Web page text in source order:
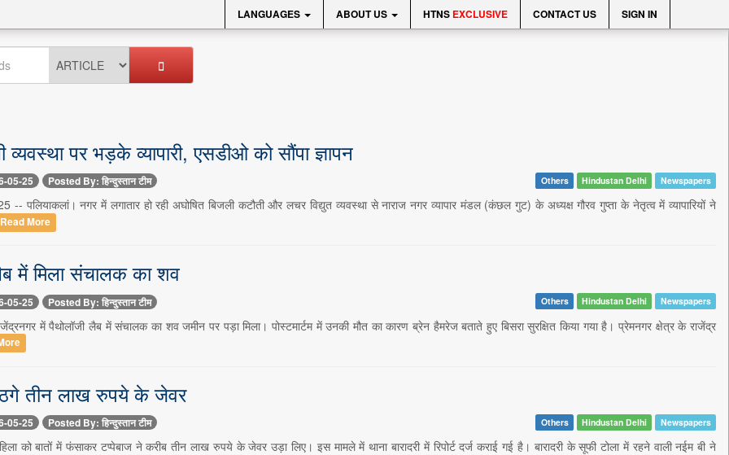
LANGUAGES ABOUT US HTNS EXCLUSIVE CONTACT US SIGN IN
पर भड़के व्यापारी, एसडीओ को सौंपा ज्ञापन
05-25 Posted By: हिन्दुस्तान टीम Others Hindustan Delhi Newspapers
-- पलियाकलां। नगर में लगातार हो रही अघोषित बिजली कटौती और लचर विद्युत व्यवस्था से नाराज नगर व्यापार मंडल (कंछल गुट) के अध्यक्ष गौरव गुप्ता के नेतृत्व में व्यापारियों ने
Read More
में मिला संचालक का शव
05-25 Posted By: हिन्दुस्तान टीम Others Hindustan Delhi Newspapers
में पैथोलॉजी लैब में संचालक का शव जमीन पर पड़ा मिला। पोस्टमार्टम में उनकी मौत का कारण ब्रेन हैमरेज बताते हुए बिसरा सुरक्षित किया गया है। प्रेमनगर क्षेत्र के राजेंद्र
तीन लाख रुपये के जेवर
05-25 Posted By: हिन्दुस्तान टीम Others Hindustan Delhi Newspapers
को बातों में फंसाकर टप्पेबाज ने करीब तीन लाख रुपये के जेवर उड़ा लिए। इस मामले में थाना बारादरी में रिपोर्ट दर्ज कराई गई है। बारादरी के सूफी टोला में रहने वाली नईम बी ने